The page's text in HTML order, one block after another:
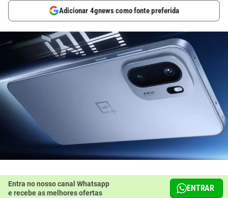
Adicionar 4gnews como fonte preferida
Entra no nosso canal Whatsapp
e recebe as melhores ofertas
ENTRAR